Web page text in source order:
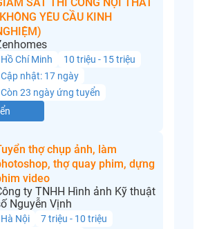
YÊU CẦU KINH
Hồ Chí Minh
10 triệu - 15 triệu
Cập nhật: 17 ngày
Còn 23 ngày ứng tuyển
thợ chụp ảnh, làm
thợ quay phim, dựng
video
ty TNHH Hình ảnh Kỹ thuật
Nguyễn Vịnh
Hà Nội
7 triệu - 10 triệu